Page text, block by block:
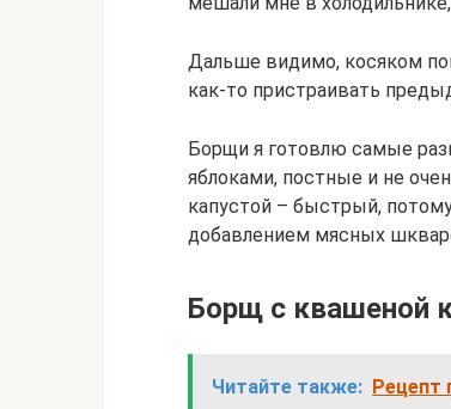
Дальше видимо, косяком
как-то пристраивать
Борщи я готовлю самые
яблоками, постные и не
капустой – быстрый,
добавлением мясных
Борщ с квашеной
Читайте также: Рецепт